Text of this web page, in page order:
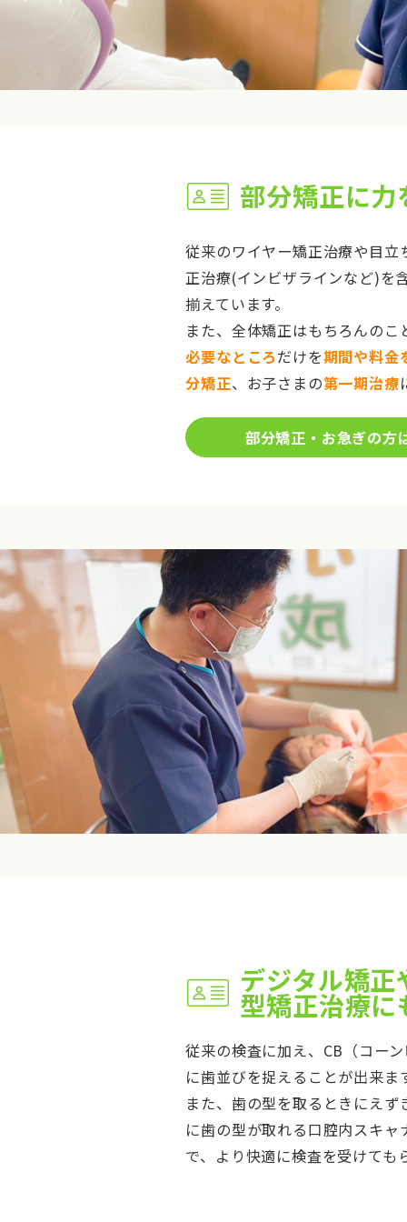
部分矯正に
従来のワイヤー矯正治療や目立
正治療(インビザラインなど)を
揃えています。
また、全体矯正はもちろんのこ
必要なところだけを期間や料金
分矯正、お子さまの第一期治療
部分矯正・お急ぎの方
デジタル矯
型矯正治療に
従来の検査に加え、CB（コー
に歯並びを捉えることが出来ま
また、歯の型を取るときにえ
に歯の型が取れる口腔内スキ
で、より快適に検査を受けても